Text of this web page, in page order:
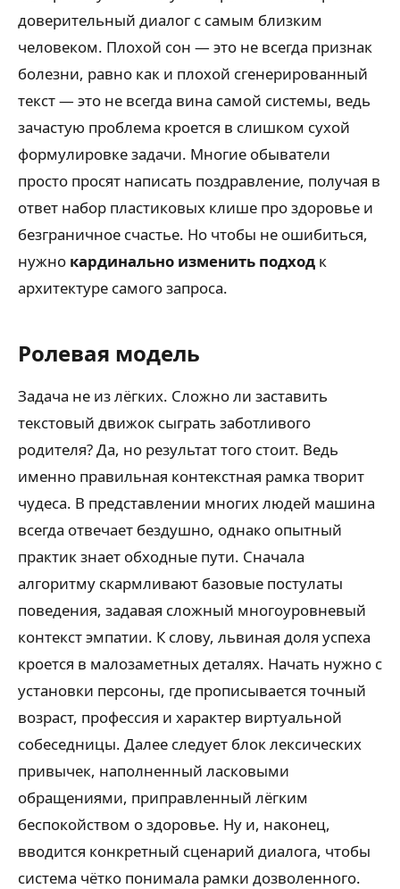
доверительный диалог с самым близким
человеком. Плохой сон — это не всегда признак
болезни, равно как и плохой сгенерированный
текст — это не всегда вина самой системы, ведь
зачастую проблема кроется в слишком сухой
формулировке задачи. Многие обыватели
просто просят написать поздравление, получая в
ответ набор пластиковых клише про здоровье и
безграничное счастье. Но чтобы не ошибиться,
нужно кардинально изменить подход к
архитектуре самого запроса.
Ролевая модель
Задача не из лёгких. Сложно ли заставить
текстовый движок сыграть заботливого
родителя? Да, но результат того стоит. Ведь
именно правильная контекстная рамка творит
чудеса. В представлении многих людей машина
всегда отвечает бездушно, однако опытный
практик знает обходные пути. Сначала
алгоритму скармливают базовые постулаты
поведения, задавая сложный многоуровневый
контекст эмпатии. К слову, львиная доля успеха
кроется в малозаметных деталях. Начать нужно с
установки персоны, где прописывается точный
возраст, профессия и характер виртуальной
собеседницы. Далее следует блок лексических
привычек, наполненный ласковыми
обращениями, приправленный лёгким
беспокойством о здоровье. Ну и, наконец,
вводится конкретный сценарий диалога, чтобы
система чётко понимала рамки дозволенного.